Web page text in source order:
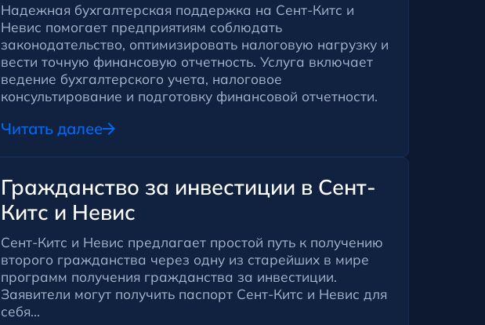
Надежная бухгалтерская поддержка на Сент-Китс и
Невис помогает предприятиям соблюдать
законодательство, оптимизировать налоговую нагрузку и
вести точную финансовую отчетность. Услуга включает
ведение бухгалтерского учета, налоговое
консультирование и подготовку финансовой отчетности.
Читать далее
Гражданство за инвестиции в Сент-
Китс и Невис
Сент-Китс и Невис предлагает простой путь к получению
второго гражданства через одну из старейших в мире
программ получения гражданства за инвестиции.
Заявители могут получить паспорт Сент-Китс и Невис для
себя...